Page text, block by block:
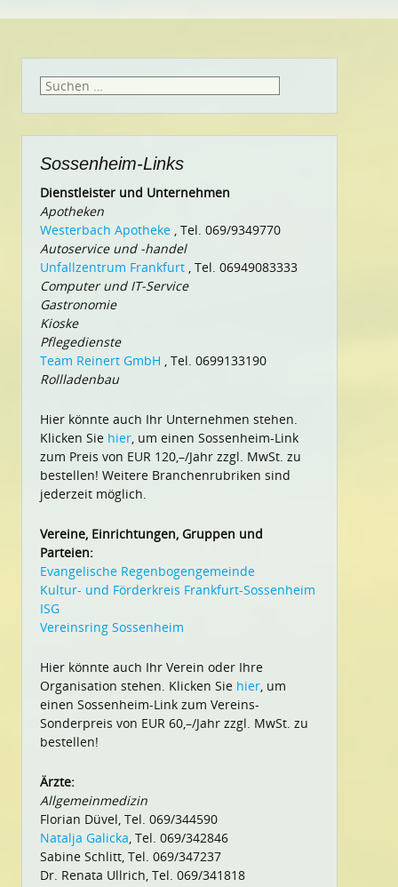
Suchen
Sossenheim-Links
Dienstleister und Unternehmen
Apotheken
Westerbach Apotheke , Tel. 069/9349770
Autoservice und -handel
Unfallzentrum Frankfurt , Tel. 06949083333
Computer und IT-Service
Gastronomie
Kioske
Pflegedienste
Team Reinert GmbH , Tel. 0699133190
Rollladenbau
Hier könnte auch Ihr Unternehmen stehen.
Klicken Sie hier, um einen Sossenheim-Link
zum Preis von EUR 120,–/Jahr zzgl. MwSt. zu
bestellen! Weitere Branchenrubriken sind
jederzeit möglich.
Vereine, Einrichtungen, Gruppen und
Parteien:
Evangelische Regenbogengemeinde
Kultur- und Förderkreis Frankfurt-Sossenheim
ISG
Vereinsring Sossenheim
Hier könnte auch Ihr Verein oder Ihre
Organisation stehen. Klicken Sie hier, um
einen Sossenheim-Link zum Vereins-
Sonderpreis von EUR 60,–/Jahr zzgl. MwSt. zu
bestellen!
Ärzte:
Allgemeinmedizin
Florian Düvel, Tel. 069/344590
Natalja Galicka, Tel. 069/342846
Sabine Schlitt, Tel. 069/347237
Dr. Renata Ullrich, Tel. 069/341818